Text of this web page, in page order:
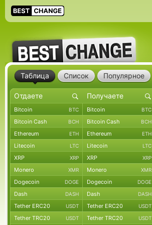
Таблица Список Популярное
Bitcoin BTC Bitcoin BTC
Bitcoin Cash BCH Bitcoin Cash BCH
Ethereum ETH Ethereum ETH
Litecoin LTC Litecoin LTC
XRP XRP XRP XRP
Monero XMR Monero XMR
Dogecoin DOGE Dogecoin DOGE
Dash DASH Dash DASH
Tether ERC20 USDT Tether ERC20 USDT
Tether TRC20 USDT Tether TRC20 USDT